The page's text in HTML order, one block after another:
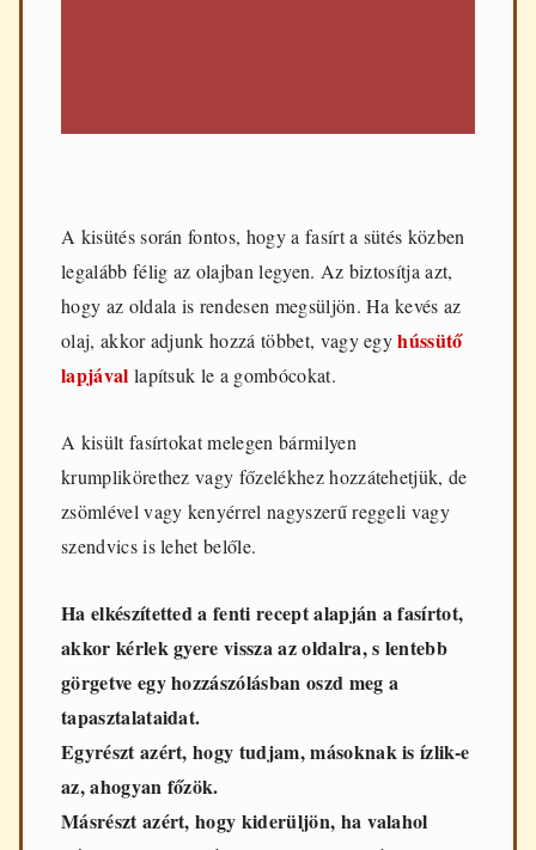
A kisütés során fontos, hogy a fasírt a sütés közben
legalább félig az olajban legyen. Az biztosítja azt,
hogy az oldala is rendesen megsüljön. Ha kevés az
olaj, akkor adjunk hozzá többet, vagy egyhússütő
lapjával lapítsuk le a gombócokat.
A kisült fasírtokat melegen bármilyen
krumplikörethez vagy főzelékhez hozzátehetjük, de
zsömlével vagy kenyérrel nagyszerű reggeli vagy
szendvics is lehet belőle.
Ha elkészítetted a fenti recept alapján a fasírtot,
akkor kérlek gyere vissza az oldalra, s lentebb
görgetve egy hozzászólásban oszd meg a
tapasztalataidat.
Egyrészt azért, hogy tudjam, másoknak is ízlik-e
az, ahogyan főzök.
Másrészt azért, hogy kiderüljön, ha valahol